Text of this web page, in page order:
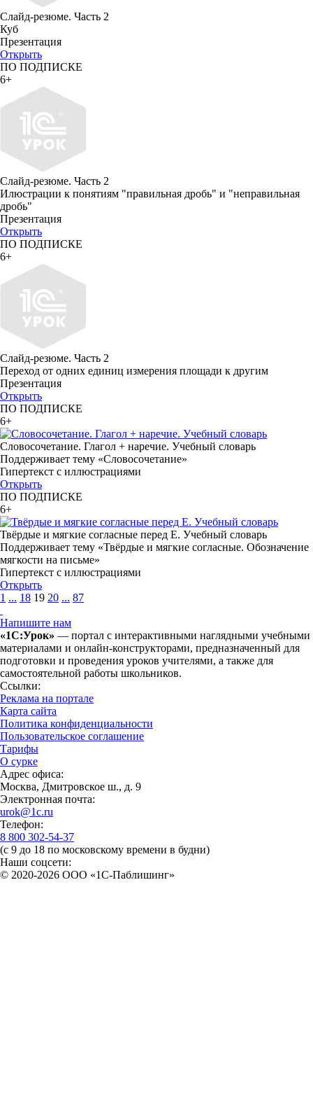
Слайд-резюме. Часть 2
Куб
Презентация
Открыть
ПО ПОДПИСКЕ
6+
Слайд-резюме. Часть 2
Илюстрации к понятиям "правильная дробь" и "неправильная
дробь"
Презентация
Открыть
ПО ПОДПИСКЕ
6+
Слайд-резюме. Часть 2
Переход от одних единиц измерения площади к другим
Презентация
Открыть
ПО ПОДПИСКЕ
6+
Словосочетание. Глагол + наречие. Учебный словарь
Поддерживает тему «Словосочетание»
Гипертекст с иллюстрациями
Открыть
ПО ПОДПИСКЕ
6+
Твёрдые и мягкие согласные перед Е. Учебный словарь
Поддерживает тему «Твёрдые и мягкие согласные. Обозначение
мягкости на письме»
Гипертекст с иллюстрациями
Открыть
1 ... 18 19 20 ... 87
Напишите нам
«1С:Урок» — портал с интерактивными наглядными учебными
материалами и онлайн-конструкторами, предназначенный для
подготовки и проведения уроков учителями, а также для
самостоятельной работы школьников.
Ссылки:
Реклама на портале
Карта сайта
Политика конфиденциальности
Пользовательское соглашение
Тарифы
О сурке
Адрес офиса:
Москва, Дмитровское ш., д. 9
Электронная почта:
urok@1c.ru
Телефон:
8 800 302-54-37
(с 9 до 18 по московскому времени в будни)
Наши соцсети:
© 2020-2026 OOO «1С-Паблишинг»